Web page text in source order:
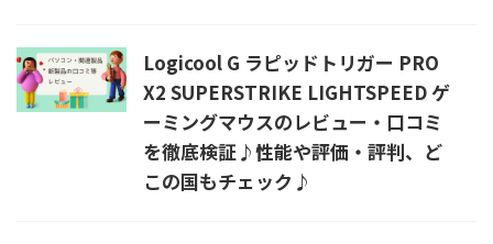
Logicool G ラピッドトリガー PRO
X2 SUPERSTRIKE LIGHTSPEED ゲ
ーミングマウスのレビュー・口コミ
を徹底検証♪性能や評価・評判、ど
この国もチェック♪